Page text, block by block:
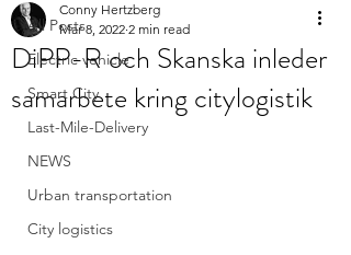
All Posts
Electric vehicle
Smart City
Last-Mile-Delivery
NEWS
Urban transportation
City logistics
DiPP-R och Skanska inleder
samarbete kring citylogistik
Conny Hertzberg
Mar 8, 2022 2 min read